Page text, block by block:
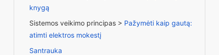
knygą
Sistemos veikimo principas > Pažymėti kaip gautą:
atimti elektros mokestį
Santrauka